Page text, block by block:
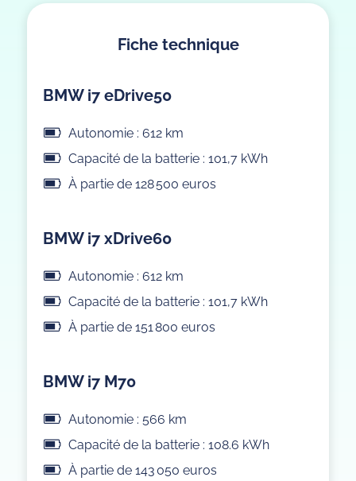
Fiche technique
BMW i7 eDrive50
Autonomie : 612 km
Capacité de la batterie : 101,7 kWh
À partie de 128 500 euros
BMW i7 xDrive60
Autonomie : 612 km
Capacité de la batterie : 101,7 kWh
À partie de 151 800 euros
BMW i7 M70
Autonomie : 566 km
Capacité de la batterie : 108.6 kWh
À partie de 143 050 euros